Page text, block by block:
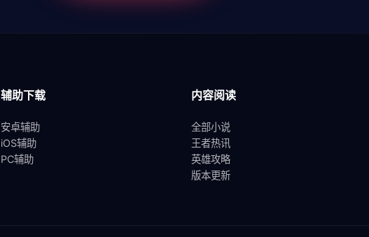
辅助下载
安卓辅助
iOS辅助
PC辅助
内容阅读
全部小说
王者热讯
英雄攻略
版本更新